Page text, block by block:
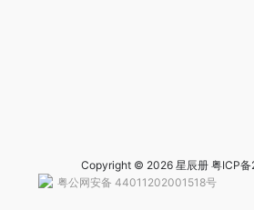
Copyright © 2026 星辰册 粤ICP
粤公网安备 44011202001518号